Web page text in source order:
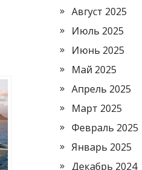
Август 2025
Июль 2025
Июнь 2025
Май 2025
Апрель 2025
Март 2025
Февраль 2025
Январь 2025
Декабрь 2024